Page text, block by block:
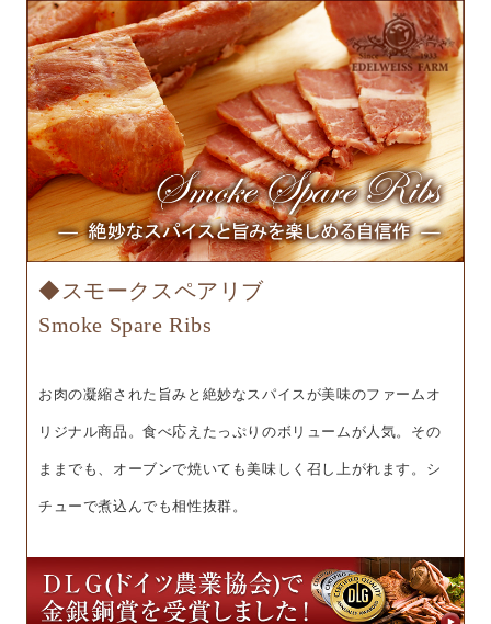
◆スモークスペアリブ
Smoke Spare Ribs
お肉の凝縮された旨みと絶妙なスパイスが美味のファームオ
リジナル商品。食べ応えたっぷりのボリュームが人気。その
ままでも、オーブンで焼いても美味しく召し上がれます。シ
チューで煮込んでも相性抜群。